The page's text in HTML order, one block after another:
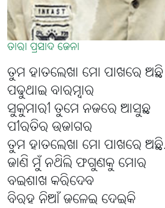
ତାରା ପ୍ରସାଦ ଜେନା
ତୁମ ହାତଲେଖା ମୋ ପାଖରେ ଅଛି
ପଢୁଥାଇ ବାରମ୍ବାର
ସୁକୁମାରୀ ତୁମେ ନଜରେ ଆସୁଛ
ପୀରତିର ଉଜାଗର
ତୁମ ହାତଲେଖା ମୋ ପାଖରେ
ଜାଣି ମୁଁ ନଥିଲି ଫଗୁଣକୁ ମୋର
ବଇଶାଖ କରିଦେବ
ବିରହ ନିଆଁ ଜଳେଇ ଦେଇକି